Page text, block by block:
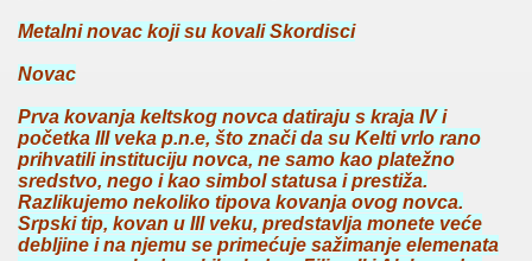
Metalni novac koji su kovali Skordisci
Novac
Prva kovanja keltskog novca datiraju s kraja IV i
početka III veka p.n.e, što znači da su Kelti vrlo rano
prihvatili instituciju novca, ne samo kao platežno
sredstvo, nego i kao simbol statusa i prestiža.
Razlikujemo nekoliko tipova kovanja ovog novca.
Srpski tip, kovan u III veku, predstavlja monete veće
debljine i na njemu se primećuje sažimanje elemenata